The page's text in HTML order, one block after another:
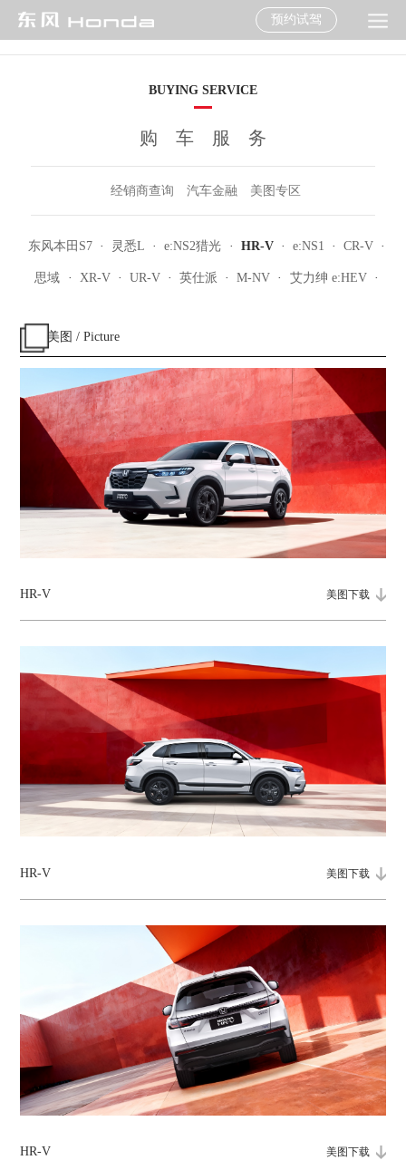
预约试驾
BUYING SERVICE
购车服务
经销商查询 汽车金融 美图专区
东风本田S7 · 灵悉L · e:NS2猎光 · HR-V · e:NS1 · CR-V ·
思域 · XR-V · UR-V · 英仕派 · M-NV · 艾力绅 e:HEV ·
美图 / Picture
HR-V 美图下载
HR-V 美图下载
HR-V 美图下载